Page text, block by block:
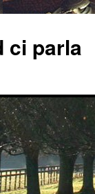
ci parla